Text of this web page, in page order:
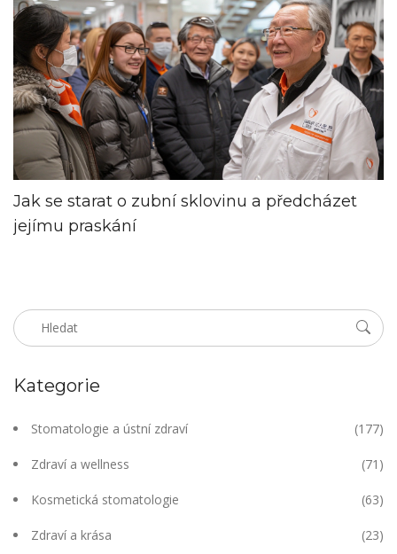
Jak se starat o zubní sklovinu a předcházet
jejímu praskání
Kategorie
Stomatologie a ústní zdraví (177)
Zdraví a wellness (71)
Kosmetická stomatologie (63)
Zdraví a krása (23)